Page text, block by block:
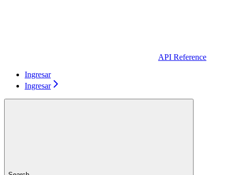
API Reference
Ingresar
Ingresar